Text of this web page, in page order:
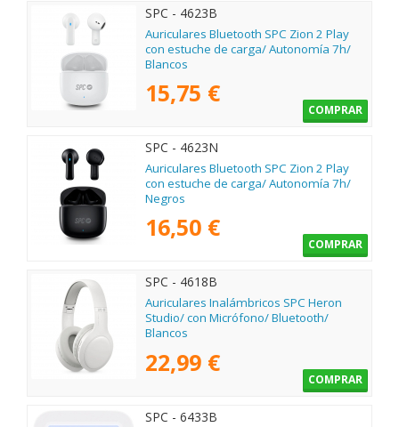
SPC - 4623B
Auriculares Bluetooth SPC Zion 2 Play
con estuche de carga/ Autonomía 7h/
Blancos
15,75 €
COMPRAR
SPC - 4623N
Auriculares Bluetooth SPC Zion 2 Play
con estuche de carga/ Autonomía 7h/
Negros
16,50 €
COMPRAR
SPC - 4618B
Auriculares Inalámbricos SPC Heron
Studio/ con Micrófono/ Bluetooth/
Blancos
22,99 €
COMPRAR
SPC - 6433B